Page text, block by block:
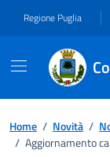
Regione Puglia
Home / Novità /
/ Aggiornamento